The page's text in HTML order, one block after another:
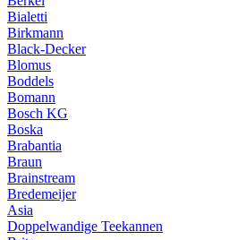
Bialetti
Birkmann
Black-Decker
Blomus
Boddels
Bomann
Bosch KG
Boska
Brabantia
Braun
Brainstream
Bredemeijer
Asia
Doppelwandige Teekannen